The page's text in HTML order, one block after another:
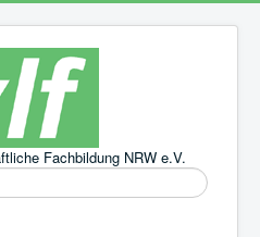
Fachbildung NRW e.V.